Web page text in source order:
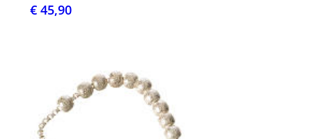
€ 45,90